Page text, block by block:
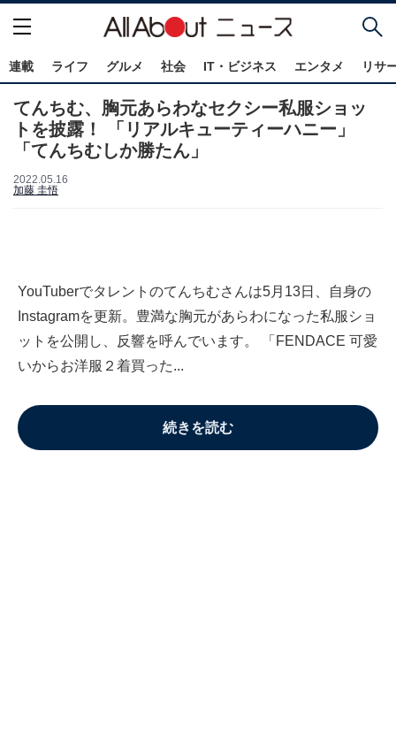
連載 ライフ グルメ 社会 IT・ビジネス エンタメ リサ
てんちむ、胸元あらわなセクシー私服ショッ
トを披露！ 「リアルキューティーハニー」
「てんちむしか勝たん」
2022.05.16
加藤 圭悟
YouTuberでタレントのてんちむさんは5月13日、自身の
Instagramを更新。豊満な胸元があらわになった私服ショ
ットを公開し、反響を呼んでいます。 「FENDACE 可愛
いからお洋服２着買った...
続きを読む